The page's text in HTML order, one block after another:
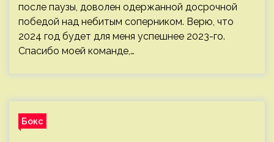
после паузы, доволен одержанной досрочной
победой над небитым соперником. Верю, что
2024 год будет для меня успешнее 2023-го.
Спасибо моей команде,…
Бокс